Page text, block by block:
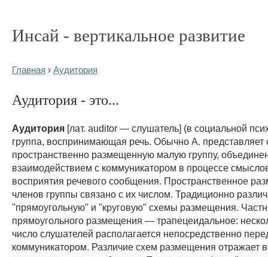
Инсай - вертикальное развитие
Главная › Аудитория
Аудитория - это...
Аудитория [лат. auditor — слушатель] (в социальной
группа, воспринимающая речь. Обычно А. представляет
пространственно размещенную малую группу,
взаимодействием с коммуникатором в процессе
восприятия речевого сообщения. Пространственное
членов группы связано с их числом. Традиционно
"прямоугольную" и "круговую" схемы размещения.
прямоугольного размещения — трапецеидальное:
число слушателей располагается непосредственно
коммуникатором. Различие схем размещения отражает